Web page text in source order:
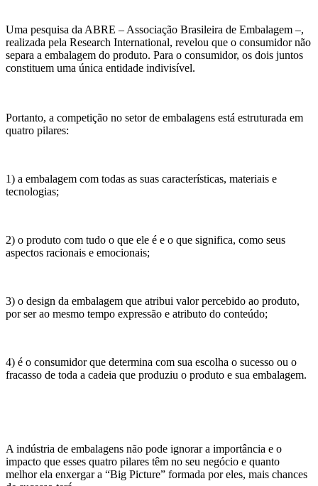
Uma pesquisa da ABRE – Associação Brasileira de Embalagem –,
realizada pela Research International, revelou que o consumidor não
separa a embalagem do produto. Para o consumidor, os dois juntos
constituem uma única entidade indivisível.
Portanto, a competição no setor de embalagens está estruturada em
quatro pilares:
1) a embalagem com todas as suas características, materiais e
tecnologias;
2) o produto com tudo o que ele é e o que significa, como seus
aspectos racionais e emocionais;
3) o design da embalagem que atribui valor percebido ao produto,
por ser ao mesmo tempo expressão e atributo do conteúdo;
4) é o consumidor que determina com sua escolha o sucesso ou o
fracasso de toda a cadeia que produziu o produto e sua embalagem.
A indústria de embalagens não pode ignorar a importância e o
impacto que esses quatro pilares têm no seu negócio e quanto
melhor ela enxergar a “Big Picture” formada por eles, mais chances